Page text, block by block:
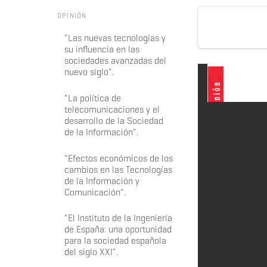
OPINIÓN
"Las nuevas tecnologías y
su influencia en las
sociedades avanzadas del
nuevo siglo".
"La política de
telecomunicaciones y el
desarrollo de la Sociedad
de la Información".
"Efectos económicos de los
cambios en las Tecnologías
de la Información y
Comunicación".
"El Instituto de la Ingeniería
de España: una oportunidad
para la sociedad española
del siglo XXI".